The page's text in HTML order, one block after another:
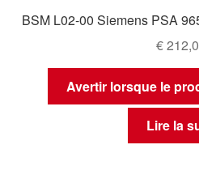
BSM L02-00 Siemens PSA
€
Avertir lorsque le
Lire la